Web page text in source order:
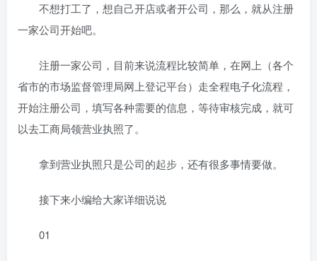
不想打工了，想自己开店或者开公司，那么，就从注册
一家公司开始吧。
注册一家公司，目前来说流程比较简单，在网上（各个
省市的市场监督管理局网上登记平台）走全程电子化流程，
开始注册公司，填写各种需要的信息，等待审核完成，就可
以去工商局领营业执照了。
拿到营业执照只是公司的起步，还有很多事情要做。
接下来小编给大家详细说说
01